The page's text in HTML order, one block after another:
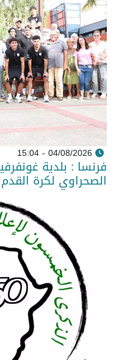
04/08/2026 - 15:04
فرنسا : بلدية
الصحراوي لكرة